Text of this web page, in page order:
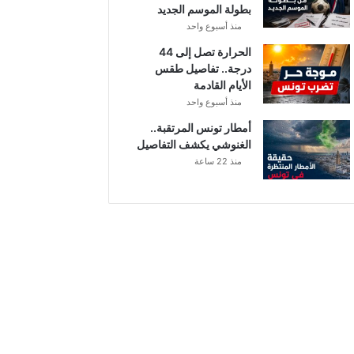
بطولة الموسم الجديد
منذ أسبوع واحد
الحرارة تصل إلى 44
درجة.. تفاصيل طقس
الأيام القادمة
منذ أسبوع واحد
أمطار تونس المرتقبة..
الغنوشي يكشف التفاصيل
منذ 22 ساعة